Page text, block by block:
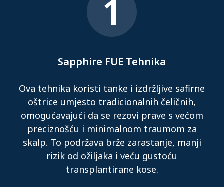
1
Sapphire FUE Tehnika
Ova tehnika koristi tanke i izdržljive safirne
oštrice umjesto tradicionalnih čeličnih,
omogućavajući da se rezovi prave s većom
preciznošću i minimalnom traumom za
skalp. To podržava brže zarastanje, manji
rizik od ožiljaka i veću gustoću
transplantirane kose.